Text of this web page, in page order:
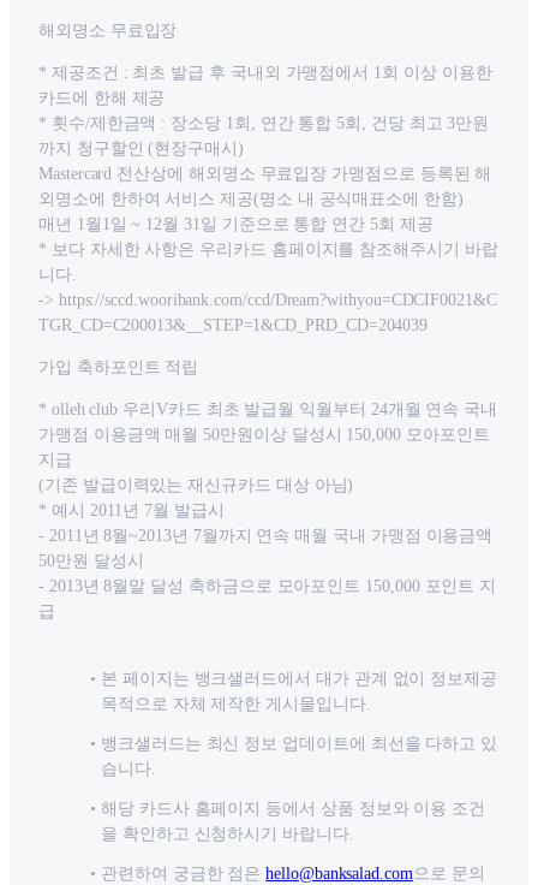
해외명소 무료입장
* 제공조건 : 최초 발급 후 국내외 가맹점에서 1회 이상 이용한
카드에 한해 제공
* 횟수/제한금액 : 장소당 1회, 연간 통합 5회, 건당 최고 3만원
까지 청구할인 (현장구매시)
Mastercard 전산상에 해외명소 무료입장 가맹점으로 등록된 해
외명소에 한하여 서비스 제공(명소 내 공식매표소에 한함)
매년 1월1일 ~ 12월 31일 기준으로 통합 연간 5회 제공
* 보다 자세한 사항은 우리카드 홈페이지를 참조해주시기 바랍
니다.
-> https://sccd.wooribank.com/ccd/Dream?withyou=CDCIF0021&C
TGR_CD=C200013&__STEP=1&CD_PRD_CD=204039
가입 축하포인트 적립
* olleh club 우리V카드 최초 발급월 익월부터 24개월 연속 국내
가맹점 이용금액 매월 50만원이상 달성시 150,000 모아포인트
지급
(기존 발급이력있는 재신규카드 대상 아님)
* 예시 2011년 7월 발급시
- 2011년 8월~2013년 7월까지 연속 매월 국내 가맹점 이용금액
50만원 달성시
- 2013년 8월말 달성 축하금으로 모아포인트 150,000 포인트 지
급
본 페이지는 뱅크샐러드에서 대가 관계 없이 정보제공
목적으로 자체 제작한 게시물입니다.
뱅크샐러드는 최신 정보 업데이트에 최선을 다하고 있
습니다.
해당 카드사 홈페이지 등에서 상품 정보와 이용 조건
을 확인하고 신청하시기 바랍니다.
관련하여 궁금한 점은 hello@banksalad.com으로 문의